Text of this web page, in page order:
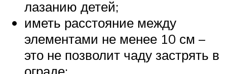
лазанию детей;
иметь расстояние между
элементами не менее 10 см –
это не позволит чаду застрять в